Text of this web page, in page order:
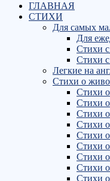
ГЛАВНАЯ
СТИХИ
Для самых
Для
Стихи
Стихи
Легкие на
Стихи о
Стихи
Стихи
Стихи
Стихи
Стихи
Стихи
Стихи
Стихи
Стихи